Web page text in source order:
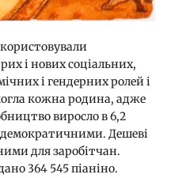
і нових соціальних,
і гендерних ролей і
кожна родина, адже
виросло в 6,2
демократичними. Дешеві
для заробітчан.
364 545 піаніно.